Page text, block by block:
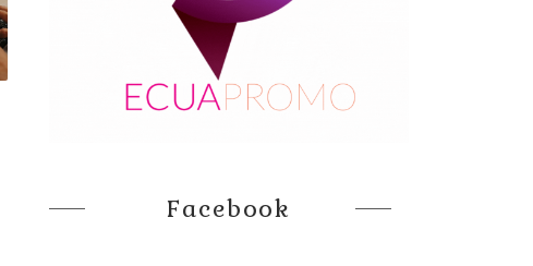
Facebook